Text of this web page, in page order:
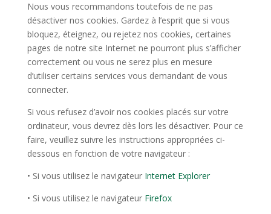
Nous vous recommandons toutefois de ne pas
désactiver nos cookies. Gardez à l’esprit que si vous
bloquez, éteignez, ou rejetez nos cookies, certaines
pages de notre site Internet ne pourront plus s’afficher
correctement ou vous ne serez plus en mesure
d’utiliser certains services vous demandant de vous
connecter.
Si vous refusez d’avoir nos cookies placés sur votre
ordinateur, vous devrez dès lors les désactiver. Pour ce
faire, veuillez suivre les instructions appropriées ci-
dessous en fonction de votre navigateur :
• Si vous utilisez le navigateur Internet Explorer
• Si vous utilisez le navigateur Firefox